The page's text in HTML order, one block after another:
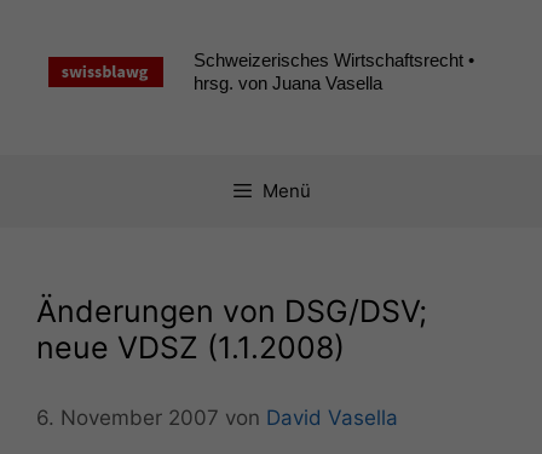
springen
Schweizerisches Wirtschaftsrecht •
hrsg. von Juana Vasella
Menü
Änderungen von DSG/DSV;
neue VDSZ (1.1.2008)
6. November 2007 von David Vasella